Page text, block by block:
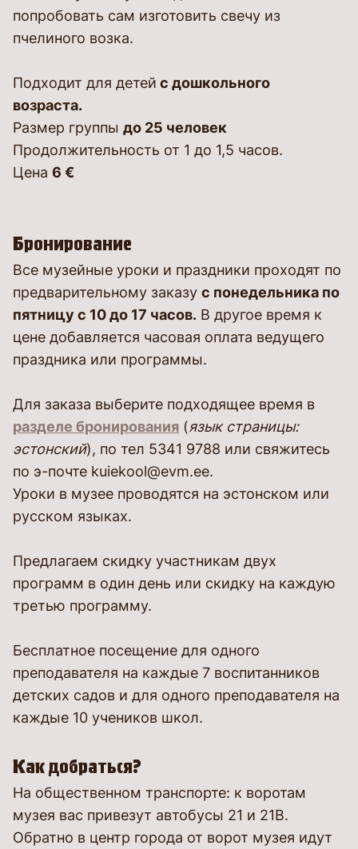
попробовать сам изготовить свечу из
пчелиного возка.
Подходит для детей с дошкольного
возраста.
Размер группы до 25 человек
Продолжительность от 1 до 1,5 часов.
Цена 6 €
Бронирование
Все музейные уроки и праздники проходят по
предварительному заказу с понедельника по
пятницу с 10 до 17 часов. В другое время к
цене добавляется часовая оплата ведущего
праздника или программы.
Для заказа выберите подходящее время в
разделе бронирования (язык страницы:
эстонский), по тел 5341 9788 или свяжитесь
по э-почте kuiekool@evm.ee.
Уроки в музее проводятся на эстонском или
русском языках.
Предлагаем скидку участникам двух
программ в один день или скидку на каждую
третью программу.
Бесплатное посещение для одного
преподавателя на каждые 7 воспитанников
детских садов и для одного преподавателя на
каждые 10 учеников школ.
Как добраться?
На общественном транспорте: к воротам
музея вас привезут автобусы 21 и 21B.
Обратно в центр города от ворот музея идут